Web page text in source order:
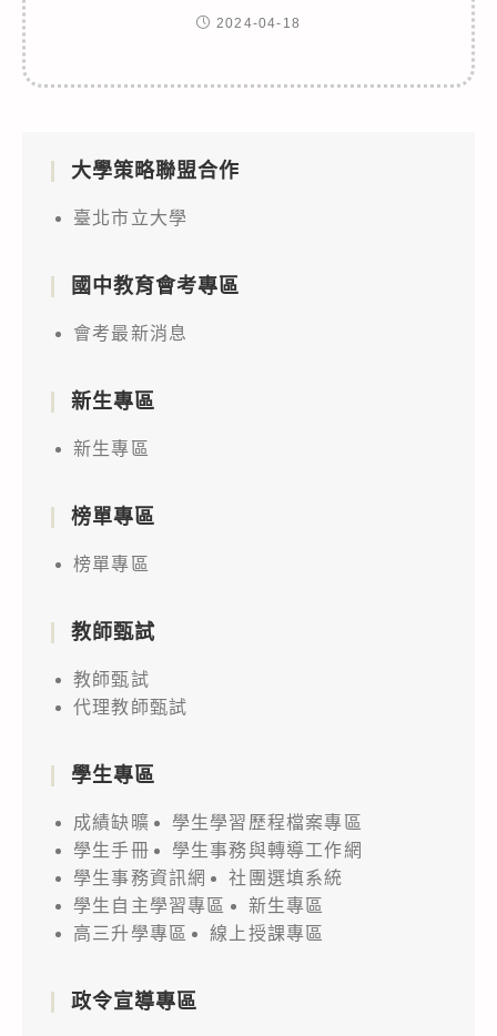
2024-04-18
大學策略聯盟合作
臺北市立大學
國中教育會考專區
會考最新消息
新生專區
新生專區
榜單專區
榜單專區
教師甄試
教師甄試
代理教師甄試
學生專區
成績缺曠
學生學習歷程檔案專區
學生手冊
學生事務與轉導工作網
學生事務資訊網
社團選填系統
學生自主學習專區
新生專區
高三升學專區
線上授課專區
政令宣導專區